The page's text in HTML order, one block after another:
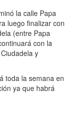
la calle Papa
luego finalizar con
(entre Papa
con la
y
toda la semana en
ya que habrá